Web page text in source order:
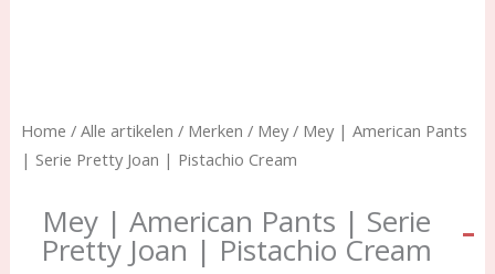
Home / Alle artikelen / Merken / Mey/ Mey | American Pants
| Serie Pretty Joan | Pistachio Cream
Mey | American Pants | Serie
Pretty Joan | Pistachio Cream